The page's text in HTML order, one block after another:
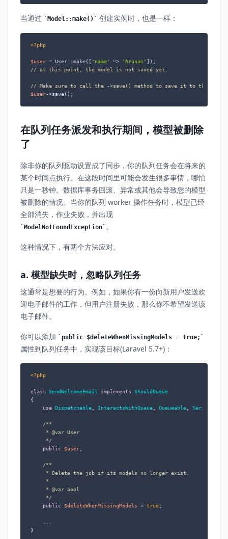
当通过 Model::make() 创建实例时，也是一样：
<?php
$user = User::make([ 'name' => 'Arunas'
// at this point, the model is not saved yet.
// Make sure to call the ->save() method to save it to the
$user->save();
在队列任务派发和执行期间，模型被删除
了
除非你的队列驱动设置成了同步，你的队列任务会在将来的
某个时间点执行。在这段时间里可能会发生很多事情，哪怕
只是一秒钟。数据库事务回滚、异常或其他会导致您的模型
被删除的情况。当你的队列 worker 操作任务时，模型已经
全部消失，作业失败，并出现
ModelNotFoundException 。
这种情况下，有两个方法应对。
a. 模型缺失时，忽略队列任务
这通常是想要的行为。例如，如果你有一份向新用户发送欢
迎电子邮件的工作，但用户注册失败，那么你不希望发送该
电子邮件。
你可以添加 public $deleteWhenMissingModels = true;
属性到队列任务中，实现该目标(Laravel 5.7+)：
<?php
class SendWelcomeEmail implements
ShouldQueue
{
use
Dispatchable, InteractsWithQueue, Queueable,
/**
     *
@var User
     */
public
$user;
/**
     * Delete the job if its models no longer exist.
     *
     *
@var bool
     */
public
$deleteWhenMissingModels = true;
    ...
}